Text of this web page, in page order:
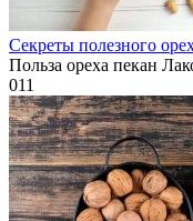
Секреты полезного
Польза ореха пекан
011